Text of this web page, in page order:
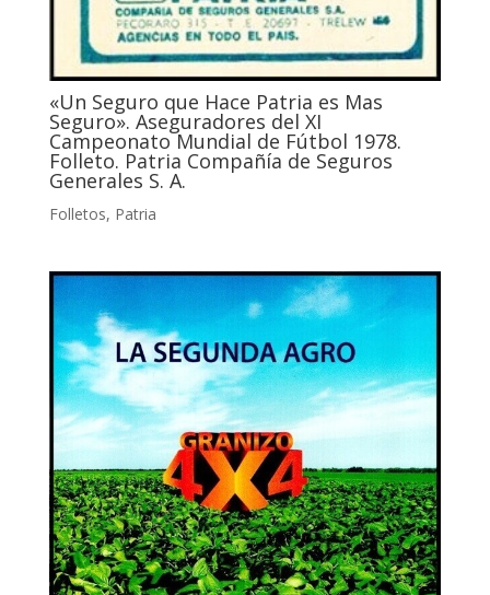
«Un Seguro que Hace Patria es Mas
Seguro». Aseguradores del XI
Campeonato Mundial de Fútbol 1978.
Folleto. Patria Compañía de Seguros
Generales S. A.
Folletos, Patria